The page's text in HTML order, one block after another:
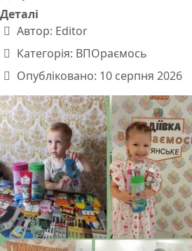
Деталі
Автор: Editor
Категорія: ВПОраємось
Опубліковано: 10 серпня 2026